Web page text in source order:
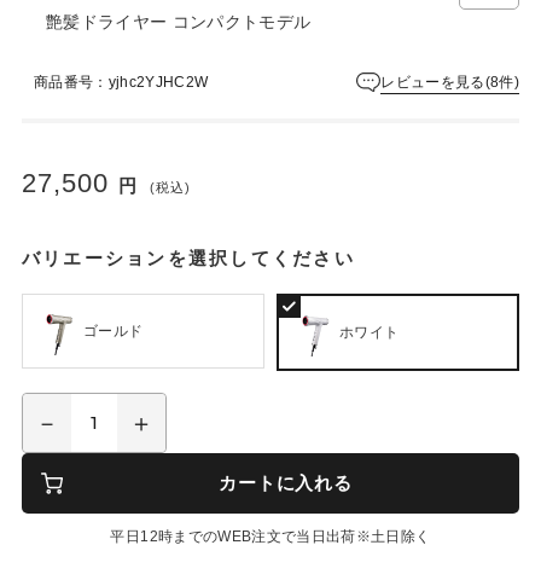
艶髪ドライヤー コンパクトモデル
商品番号：yjhc2YJHC2W レビューを見る(8件)
27,500 円 (税込)
バリエーションを選択してください
ゴールド ホワイト
カートに入れる
平日12時までのWEB注文で当日出荷※土日除く